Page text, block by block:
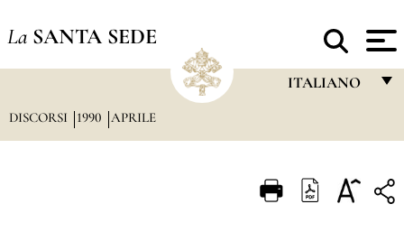
La SANTA SEDE
ITALIANO
ITALIANO
DISCORSI 1990 APRILE